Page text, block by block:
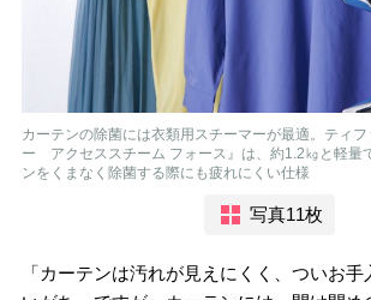
カーテンの除菌には衣類用スチーマーが最適。ティ
ー アクセススチーム フォース』は、約1.2㎏と軽量
ンをくまなく除菌する際にも疲れにくい仕様
写真11枚
「カーテンは汚れが見えにくく、ついお手